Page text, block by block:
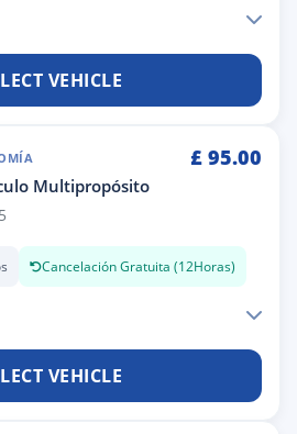
VEHICLE
£ 95.00
Multipropósito
5
Cancelación Gratuita (12Horas)
VEHICLE